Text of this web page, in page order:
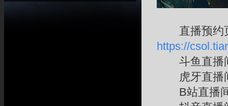
直播预约
https://
斗鱼直播
虎牙直播
B站直播